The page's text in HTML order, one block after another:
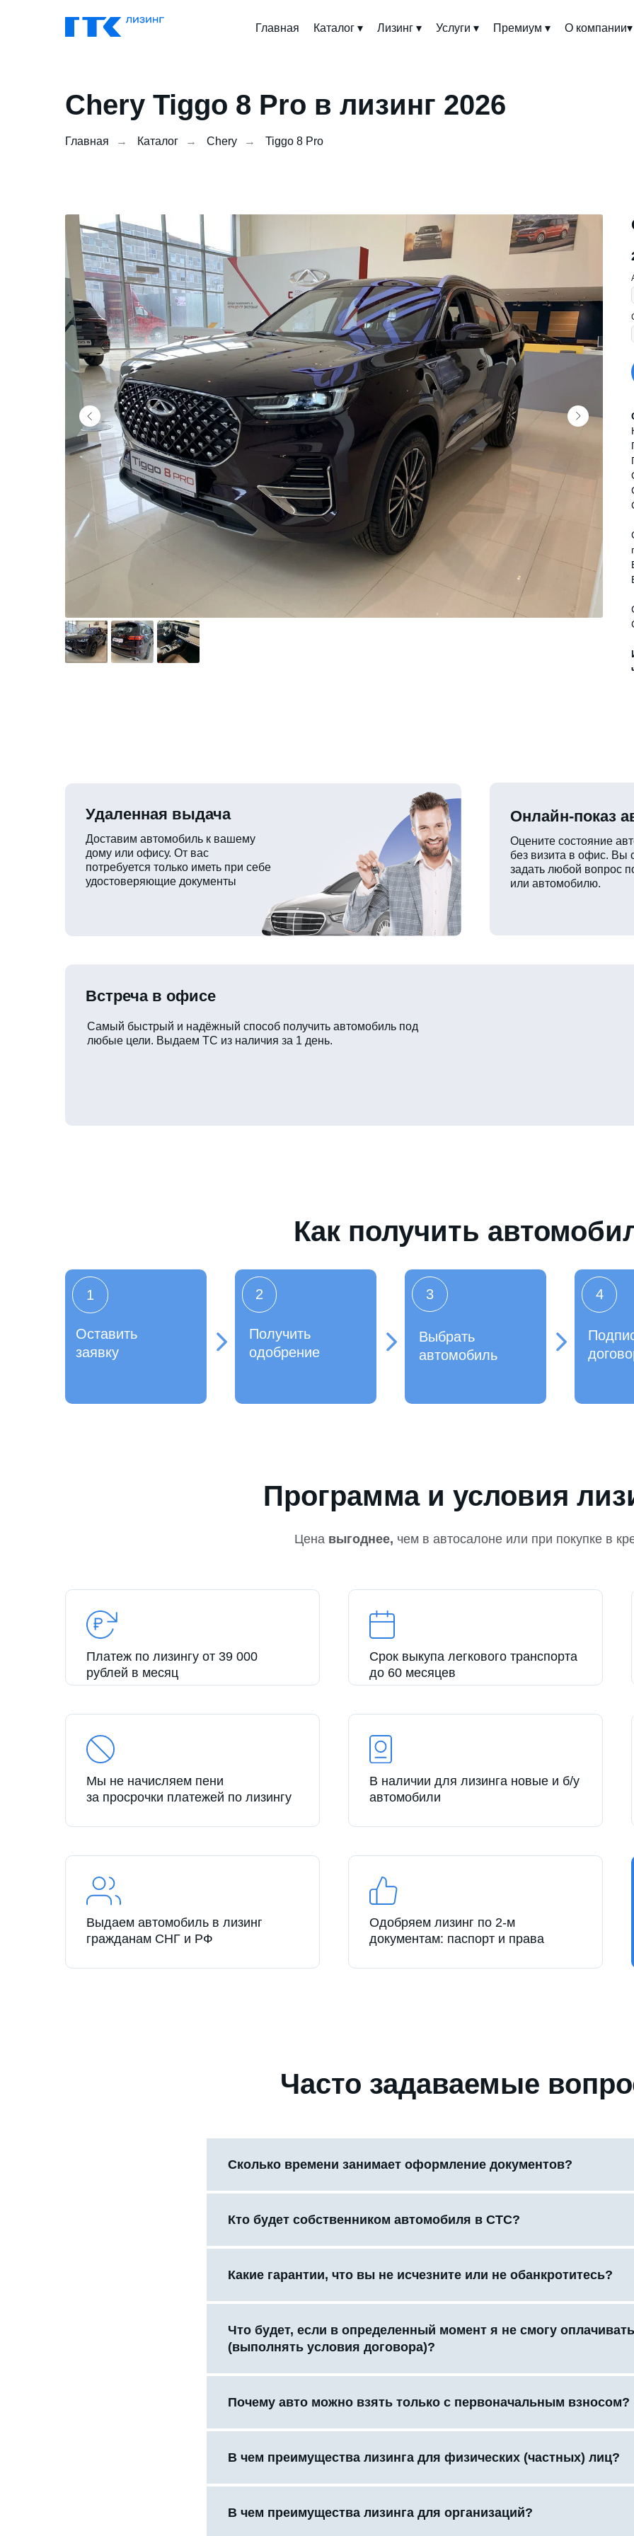
Главная Каталог ▾ Лизинг ▾ Услуги ▾ Премиум ▾ О компании▾
Chery Tiggo 8 Pro в лизинг 2026
Главная → Каталог → Chery → Tiggo 8 Pro
Доставим автомобиль к вашему
дому или офису. От вас
потребуется только иметь при себе
удостоверяющие документы
Оцените состояние
без визита в офис. Вы
задать любой вопрос
или автомобилю.
Самый быстрый и надёжный способ получить автомобиль под
любые цели. Выдаем ТС из наличия за 1 день.
Удаленная выдача Онлайн-показ
Встреча в офисе
Как получить
4
Выбрать
автомобиль
3
Получить
одобрение
2
Оставить
заявку
1
Программа и условия
Цена выгоднее, чем в автосалоне или при покупке в
Платеж по лизингу от 39 000
рублей в месяц
Срок выкупа легкового транспорта
до 60 месяцев
Мы не начисляем пени
за просрочки платежей по лизингу
В наличии для лизинга новые и б/у
автомобили
Выдаем автомобиль в лизинг
гражданам СНГ и РФ
Одобряем лизинг по 2-м
документам: паспорт и права
Часто задаваемые
Сколько времени занимает оформление документов?
Кто будет собственником автомобиля в СТС?
Какие гарантии, что вы не исчезните или не обанкротитесь?
Что будет, если в определенный момент я не смогу
(выполнять условия договора)?
Почему авто можно взять только с первоначальным взносом?
В чем преимущества лизинга для физических (частных) лиц?
В чем преимущества лизинга для организаций?